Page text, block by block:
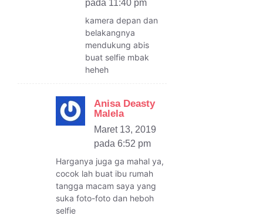
pada 11:40 pm
kamera depan dan
belakangnya
mendukung abis
buat selfie mbak
heheh
Anisa Deasty
Malela
Maret 13, 2019
pada 6:52 pm
Harganya juga ga mahal ya,
cocok lah buat ibu rumah
tangga macam saya yang
suka foto-foto dan heboh
selfie